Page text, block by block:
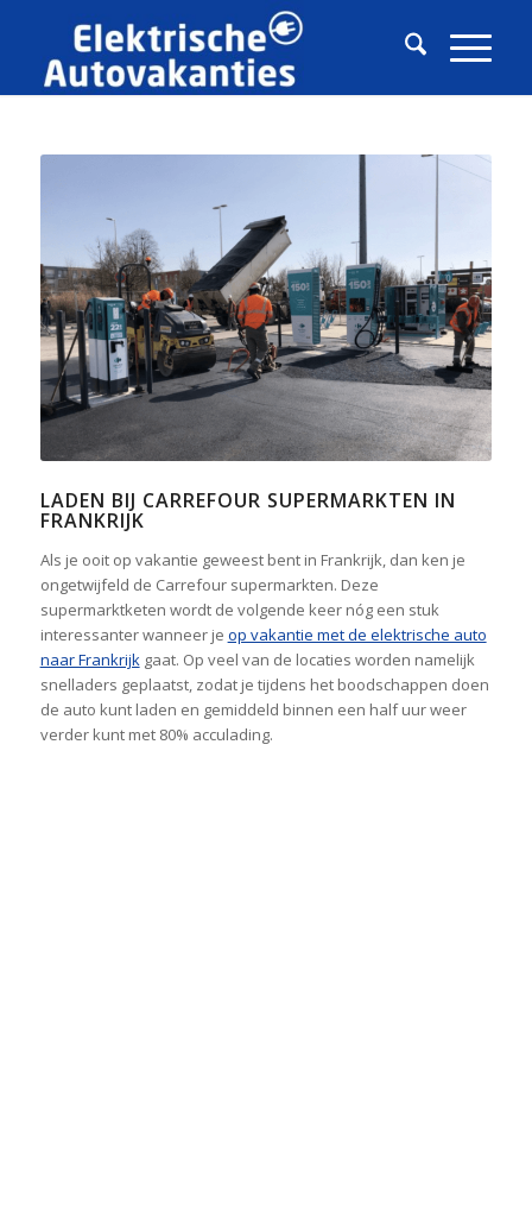
LADEN BIJ CARREFOUR SUPERMARKTEN IN
FRANKRIJK
Als je ooit op vakantie geweest bent in Frankrijk, dan ken je
ongetwijfeld de Carrefour supermarkten. Deze
supermarktketen wordt de volgende keer nóg een stuk
interessanter wanneer je op vakantie met de elektrische auto
naar Frankrijkgaat. Op veel van de locaties worden namelijk
snelladers geplaatst, zodat je tijdens het boodschappen doen
de auto kunt laden en gemiddeld binnen een half uur weer
verder kunt met 80% acculading.